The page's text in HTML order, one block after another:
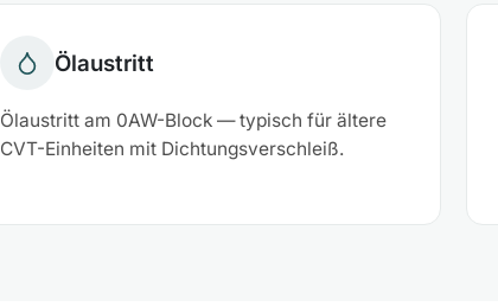
Ölaustritt
Ölaustritt am 0AW-Block — typisch für ältere
CVT-Einheiten mit Dichtungsverschleiß.